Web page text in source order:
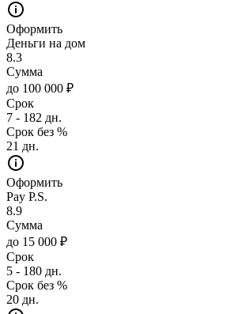
Оформить
Деньги на дом
8.3
Сумма
до 100 000 ₽
Срок
7 - 182 дн.
Срок без %
21 дн.
Оформить
Pay P.S.
8.9
Сумма
до 15 000 ₽
Срок
5 - 180 дн.
Срок без %
20 дн.